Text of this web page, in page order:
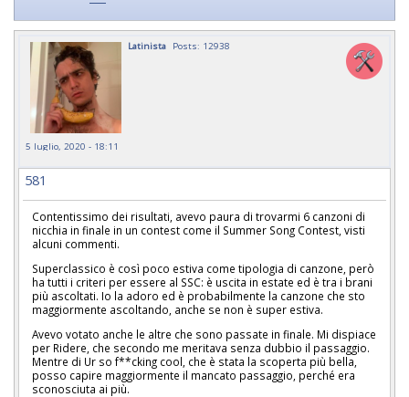
Latinista Posts: 12938
5 luglio, 2020 - 18:11
581
Contentissimo dei risultati, avevo paura di trovarmi 6 canzoni di
nicchia in finale in un contest come il Summer Song Contest, visti
alcuni commenti.
Superclassico è così poco estiva come tipologia di canzone, però
ha tutti i criteri per essere al SSC: è uscita in estate ed è tra i brani
più ascoltati. Io la adoro ed è probabilmente la canzone che sto
maggiormente ascoltando, anche se non è super estiva.
Avevo votato anche le altre che sono passate in finale. Mi dispiace
per Ridere, che secondo me meritava senza dubbio il passaggio.
Mentre di Ur so f**cking cool, che è stata la scoperta più bella,
posso capire maggiormente il mancato passaggio, perché era
sconosciuta ai più.